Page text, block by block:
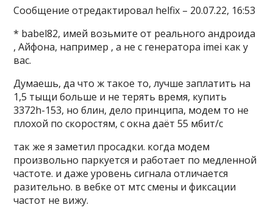
Сообщение отредактировал helfix – 20.07.22, 16:53
* babel82, имей возьмите от реального андроида
, Айфона, например , а не с генератора imei как у
вас.
Думаешь, да что ж такое то, лучше заплатить на
1,5 тыщи больше и не терять время, купить
3372h-153, но блин, дело принципа, модем то не
плохой по скоростям, с окна даёт 55 мбит/с
так же я заметил просадки. когда модем
произвольно паркуется и работает по медленной
частоте. и даже уровень сигнала отличается
разительно. в вебке от мтс смены и фиксации
частот не вижу.